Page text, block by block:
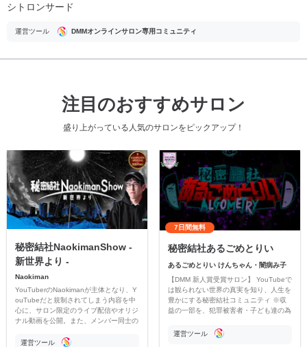
シトロンサード
運営ツール DMMオンラインサロン専用コミュニティ
注目のおすすめサロン
盛り上がっている人気のサロンをピックアップ！
秘密結社NaokimanShow -
新世界より -
Naokiman
YouTuberのNaokimanが主体となり、Y
ouTubeだと規制されてしまう内容を中
心に、サロン限定のライブ配信やオリジ
ナル動画を公開。また、メンバー同士の
ただいています。
運営ツール
7日間無料
秘密結社あるごめとりい
あるごめとりい けんちゃん・闇病み子
【DMM 新人賞受賞サロン】 YouTubeで
は観られない世界の真実を知り、人生を
豊かにする秘密結社コミュニティ ※収
益の一部を、犯罪被害者・子ども達の為
す運営ツール